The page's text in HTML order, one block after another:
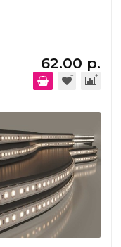
62.00 р.